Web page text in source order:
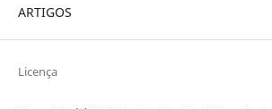
ARTIGOS
Licença